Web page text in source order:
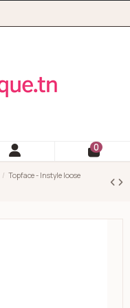
0
Topface - Instyle loose